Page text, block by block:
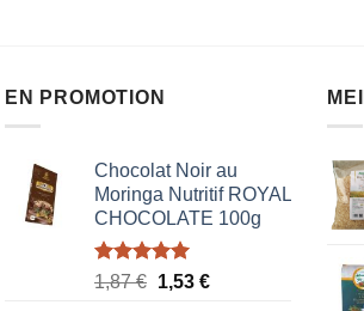
EN PROMOTION
Chocolat Noir au
Moringa Nutritif ROYAL
CHOCOLATE 100g
Note5.00
1,87€ Le
1,53 €Le